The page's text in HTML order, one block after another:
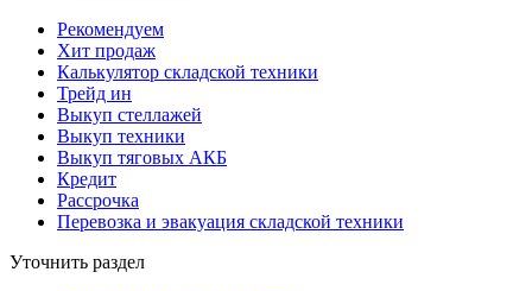
Рекомендуем
Хит продаж
Калькулятор складской техники
Трейд ин
Выкуп стеллажей
Выкуп техники
Выкуп тяговых АКБ
Кредит
Рассрочка
Перевозка и эвакуация складской техники
Уточнить раздел